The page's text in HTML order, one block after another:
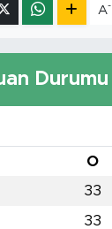
A-
Durumu
O
33
33